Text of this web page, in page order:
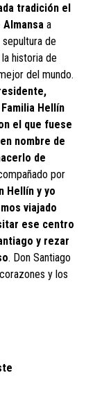
tradición el
a
de
historia de
del mundo.
Hellín
el que fuese
nombre de
de
por
Hellín y yo
viajado
ese centro
y rezar
. Don Santiago
y los